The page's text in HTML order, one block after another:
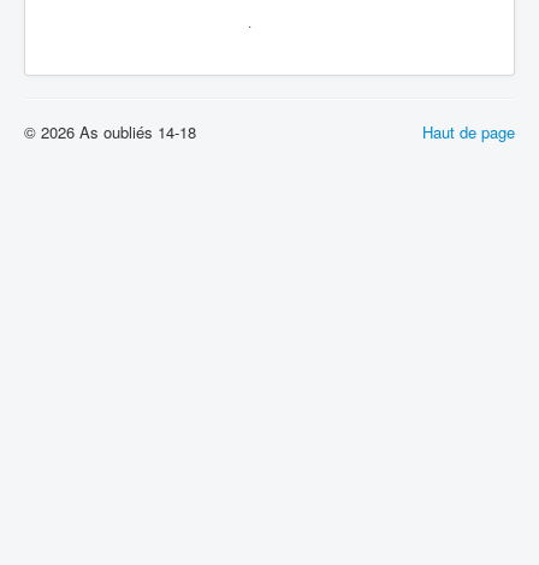
Haut de page
© 2026 As oubliés 14-18